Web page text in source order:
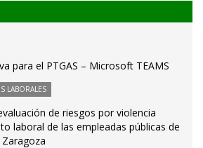
para el PTGAS – Microsoft TEAMS
LABORALES
de riesgos por violencia
laboral de las empleadas públicas de